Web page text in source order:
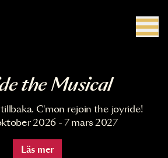
the Musical
C'mon rejoin the joyride!
2026 - 7 mars 2027
Läs mer